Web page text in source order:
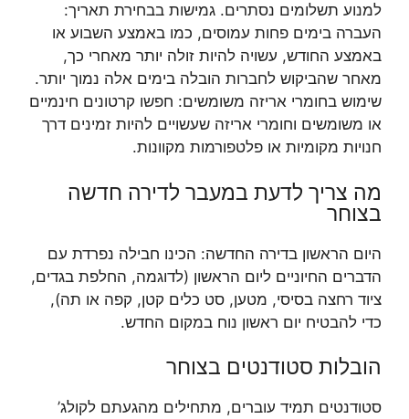
למנוע תשלומים נסתרים. גמישות בבחירת תאריך:
העברה בימים פחות עמוסים, כמו באמצע השבוע או
באמצע החודש, עשויה להיות זולה יותר מאחרי כך,
מאחר שהביקוש לחברות הובלה בימים אלה נמוך יותר.
שימוש בחומרי אריזה משומשים: חפשו קרטונים חינמיים
או משומשים וחומרי אריזה שעשויים להיות זמינים דרך
חנויות מקומיות או פלטפורמות מקוונות.
מה צריך לדעת במעבר לדירה חדשה
בצוחר
היום הראשון בדירה החדשה: הכינו חבילה נפרדת עם
הדברים החיוניים ליום הראשון (לדוגמה, החלפת בגדים,
ציוד רחצה בסיסי, מטען, סט כלים קטן, קפה או תה),
כדי להבטיח יום ראשון נוח במקום החדש.
הובלות סטודנטים בצוחר
סטודנטים תמיד עוברים, מתחילים מהגעתם לקולג’